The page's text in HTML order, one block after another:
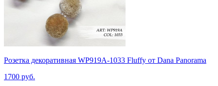
Розетка декоративная WP919A-1033 Fluffy от Dana Panorama
1700 руб.